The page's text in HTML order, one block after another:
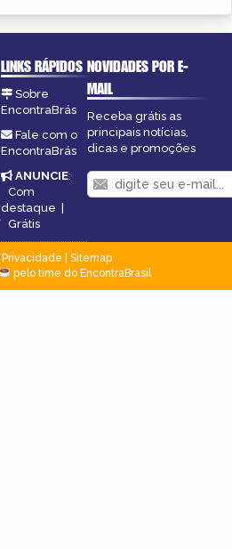
LINKS RÁPIDOS
Sobre
EncontraBrás
Fale com o
EncontraBrás
ANUNCIE:
Com
destaque
Grátis
NOVIDADES POR E-
MAIL
Receba grátis as
principais notícias,
dicas e promoções
Privacidade
Sitemap
pelo time do EncontraBrasil